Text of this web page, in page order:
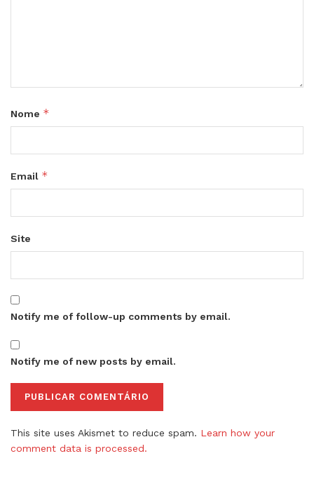
Nome *
Email *
Site
Notify me of follow-up comments by email.
Notify me of new posts by email.
This site uses Akismet to reduce spam. Learn how your
comment data is processed.